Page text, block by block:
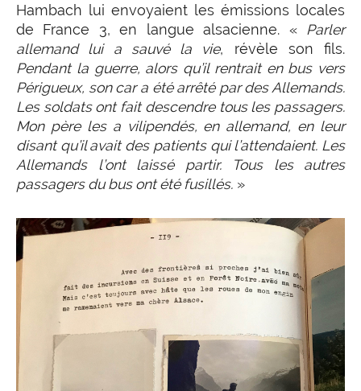
Hambach lui envoyaient les émissions locales
de France 3, en langue alsacienne. « Parler
allemand lui a sauvé la vie, révèle son fils.
Pendant la guerre, alors qu’il rentrait en bus vers
Périgueux, son car a été arrêté par des Allemands.
Les soldats ont fait descendre tous les passagers.
Mon père les a vilipendés, en allemand, en leur
disant qu’il avait des patients qui l’attendaient. Les
Allemands l’ont laissé partir. Tous les autres
passagers du bus ont été fusillés. »